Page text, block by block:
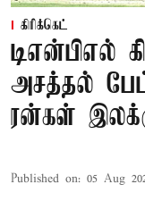
கிரிக்கெட்
டிஎன்பிஎல்
அசத்தல்
ரன்கள்
Published on: 05 Aug